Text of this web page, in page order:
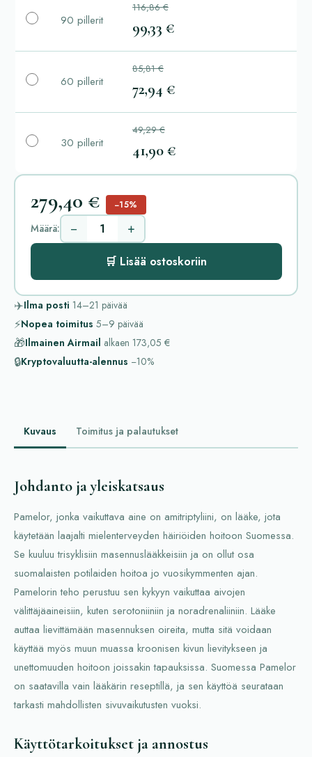
90 pillerit
116,86 €
99,33 €
60 pillerit
85,81 €
72,94 €
30 pillerit
49,29 €
41,90 €
279,40 € −15%
Määrä: − +
🛒 Lisää ostoskoriin
✈️Ilma posti 14–21 päivää
⚡Nopea toimitus 5–9 päivää
🎁Ilmainen Airmail alkaen 173,05 €
🔒Kryptovaluutta-alennus −10%
Kuvaus Toimitus ja palautukset
Johdanto ja yleiskatsaus
Pamelor, jonka vaikuttava aine on amitriptyliini, on lääke, jota
käytetään laajalti mielenterveyden häiriöiden hoitoon Suomessa.
Se kuuluu trisyklisiin masennuslääkkeisiin ja on ollut osa
suomalaisten potilaiden hoitoa jo vuosikymmenten ajan.
Pamelorin teho perustuu sen kykyyn vaikuttaa aivojen
välittäjäaineisiin, kuten serotoniiniin ja noradrenaliiniin. Lääke
auttaa lievittämään masennuksen oireita, mutta sitä voidaan
käyttää myös muun muassa kroonisen kivun lievitykseen ja
unettomuuden hoitoon joissakin tapauksissa. Suomessa Pamelor
on saatavilla vain lääkärin reseptillä, ja sen käyttöä seurataan
tarkasti mahdollisten sivuvaikutusten vuoksi.
Käyttötarkoitukset ja annostus